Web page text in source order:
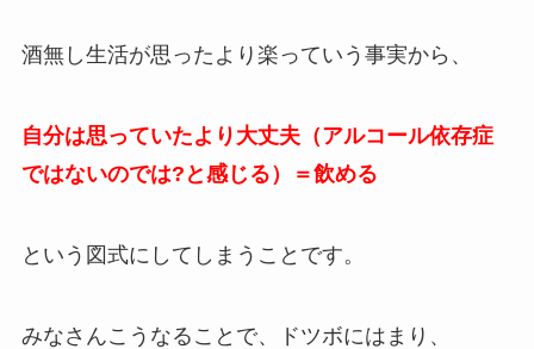
酒無し生活が思ったより楽っていう事実から、
自分は思っていたより大丈夫（アルコール依存症
ではないのでは? と感じる）＝飲める
という図式にしてしまうことです。
みなさんこうなることで、ドツボにはまり、